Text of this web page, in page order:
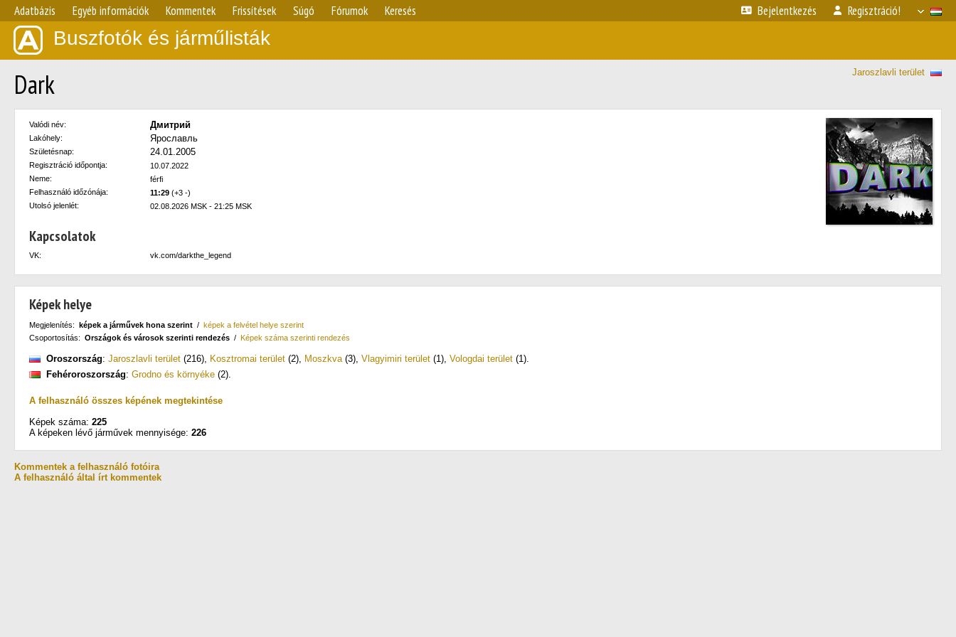
Adatbázis Egyéb információk Kommentek Frissítések Súgó Fórumok Keresés Bejelentkezés Regisztráció!
Buszfotók és járműlisták
Jaroszlavli terület
Dark
Valódi név: Дмитрий
Lakóhely: Ярославль
Születésnap: 24.01.2005
Regisztráció időpontja:
10.07.2022
Neme:
férfi
Felhasználó időzónája:
11:29 (+3 -)
Utolsó jelenlét:
02.08.2026 MSK - 21:25 MSK
Kapcsolatok
VK: vk.com/darkthe_legend
Képek helye
Megjelenítés: képek a járművek hona szerint / képek a felvétel helye szerint
Csoportosítás: Országok és városok szerinti rendezés / Képek száma szerinti rendezés
Oroszország: Jaroszlavli terület (216), Kosztromai terület (2), Moszkva(3), Vlagyimiri terület (1), Vologdai terület (1).
Fehéroroszország: Grodno és környéke (2).
A felhasználó összes képének megtekintése
Képek száma: 225
A képeken lévő járművek mennyisége: 226
Kommentek a felhasználó fotóira
A felhasználó által írt kommentek